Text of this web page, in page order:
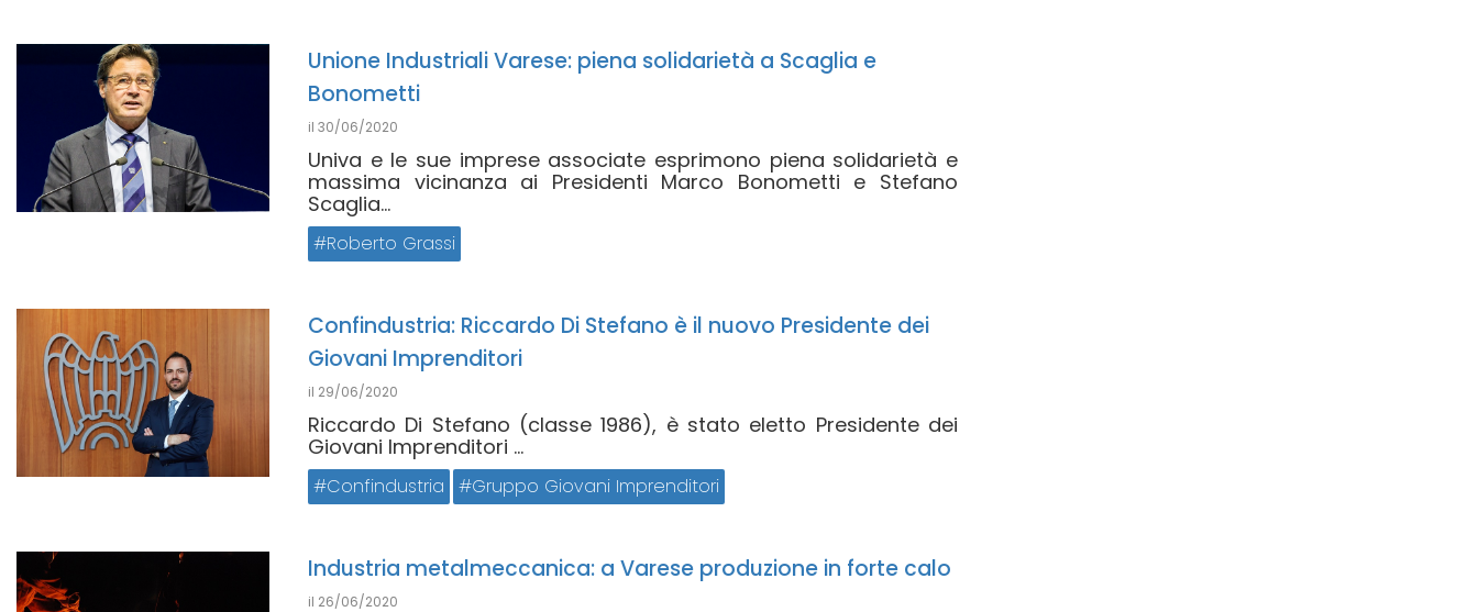
Unione Industriali Varese: piena solidarietà a Scaglia e
Bonometti
il 30/06/2020
Univa e le sue imprese associate esprimono piena solidarietà e
massima vicinanza ai Presidenti Marco Bonometti e Stefano
Scaglia...
Roberto Grassi
Confindustria: Riccardo Di Stefano è il nuovo Presidente dei
Giovani Imprenditori
il 29/06/2020
Riccardo Di Stefano (classe 1986), è stato eletto Presidente dei
Giovani Imprenditori ...
Confindustria Gruppo Giovani Imprenditori
Industria metalmeccanica: a Varese produzione in forte calo
il 26/06/2020